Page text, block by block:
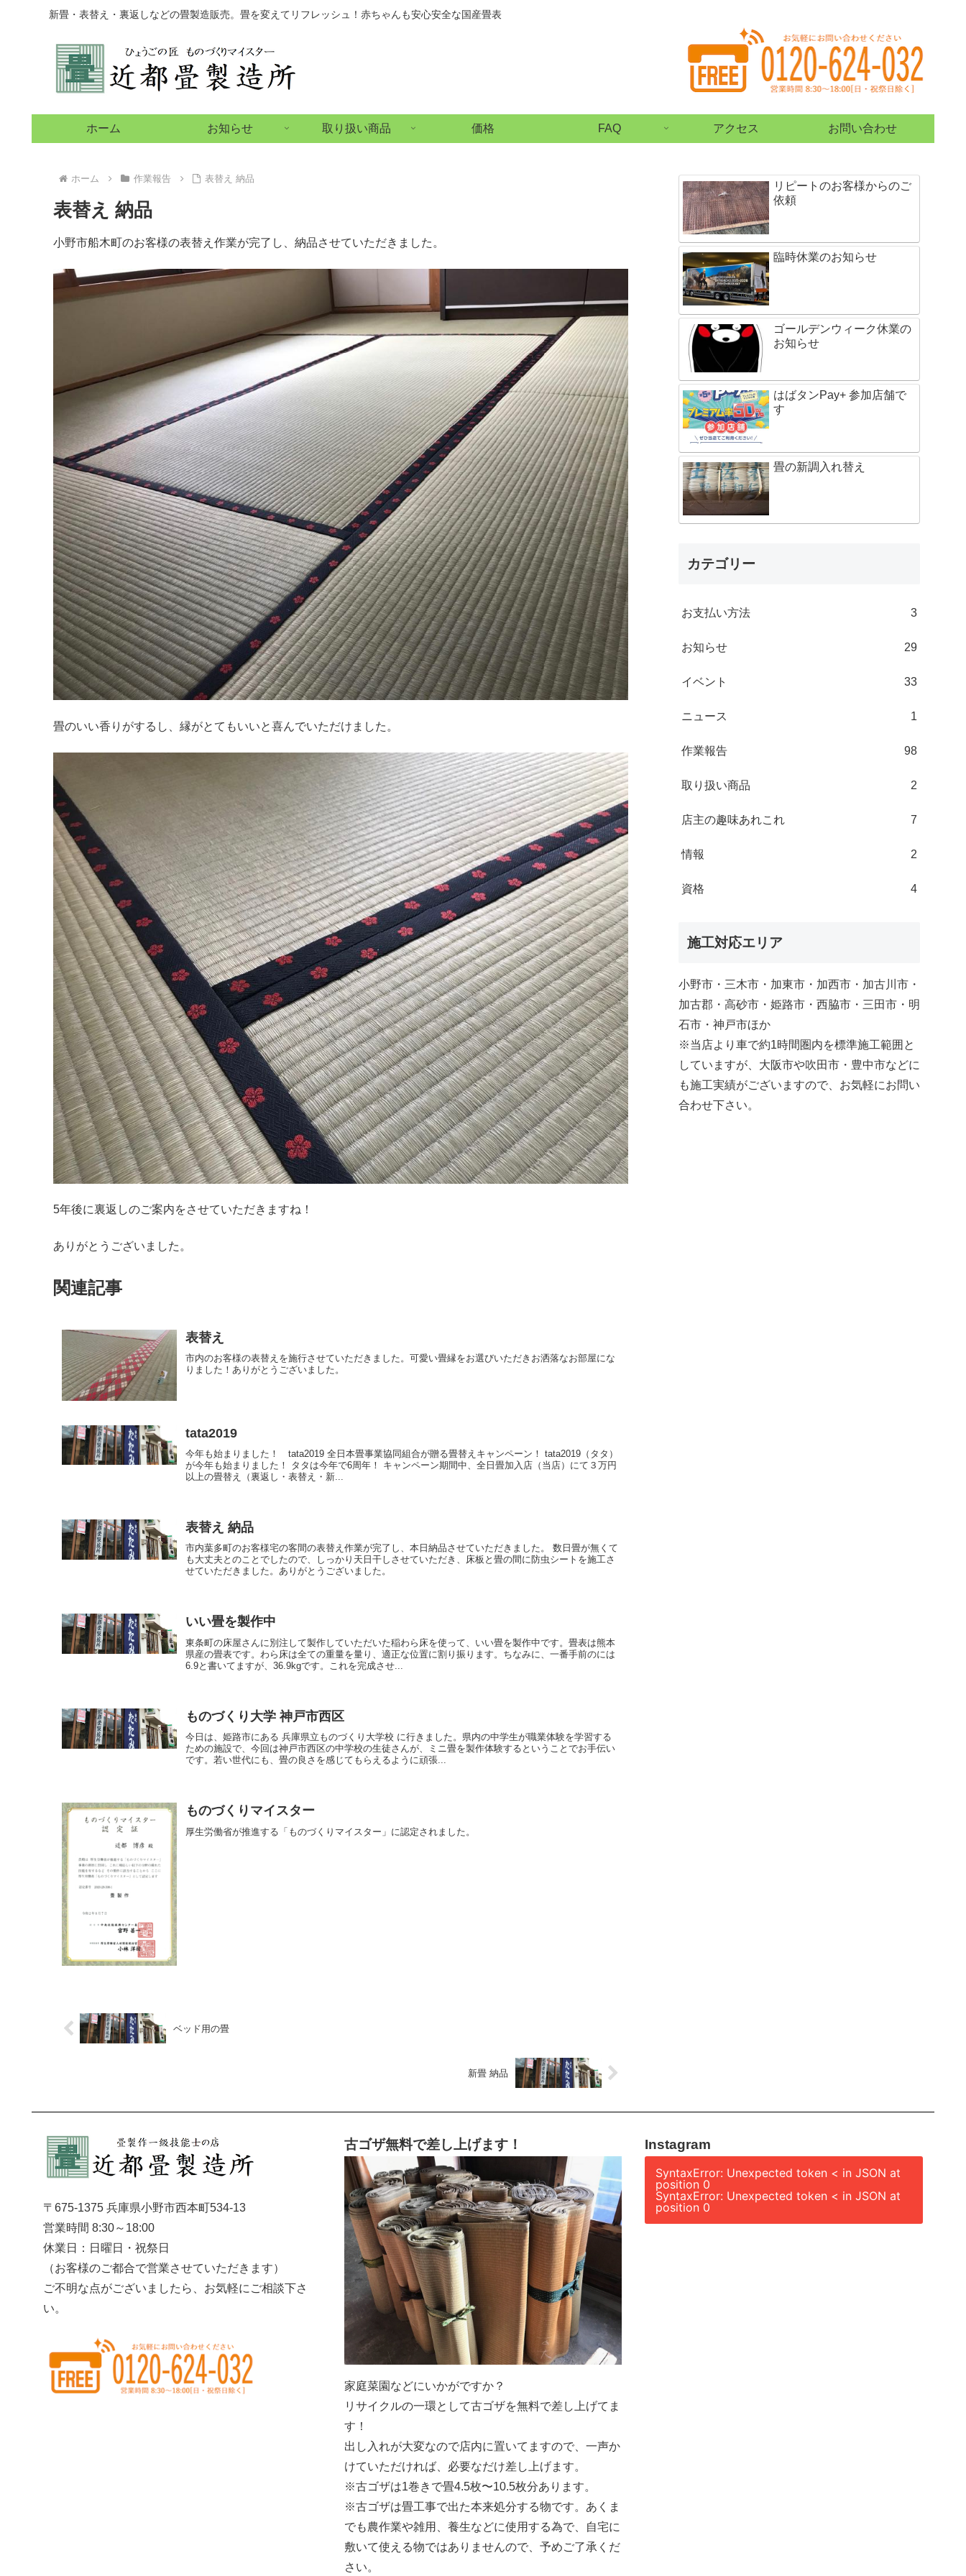
新畳・表替え・裏返しなどの畳製造販売。畳を変えてリフレッシュ！赤ちゃんも安心安全な国産畳表
ホーム お知らせ 取り扱い商品 価格 FAQ アクセス お問い合わせ
ホーム 作業報告 表替え 納品
表替え 納品
小野市船木町のお客様の表替え作業が完了し、納品させていただきました。
畳のいい香りがするし、縁がとてもいいと喜んでいただけました。
5年後に裏返しのご案内をさせていただきますね！
ありがとうございました。
関連記事
表替え
市内のお客様の表替えを施行させていただきました。可愛い畳縁をお選びいただきお洒落なお部屋にな
りました！ありがとうございました。
tata2019
今年も始まりました！ tata2019 全日本畳事業協同組合が贈る畳替えキャンペーン！ tata2019（タタ）
が今年も始まりました！ タタは今年で6周年！ キャンペーン期間中、全日畳加入店（当店）にて３万円
以上の畳替え（裏返し・表替え・新...
表替え 納品
市内葉多町のお客様宅の客間の表替え作業が完了し、本日納品させていただきました。 数日畳が無くて
も大丈夫とのことでしたので、しっかり天日干しさせていただき、床板と畳の間に防虫シートを施工さ
せていただきました。ありがとうございました。
いい畳を製作中
東条町の床屋さんに別注して製作していただいた稲わら床を使って、いい畳を製作中です。畳表は熊本
県産の畳表です。わら床は全ての重量を量り、適正な位置に割り振ります。ちなみに、一番手前のには
6.9と書いてますが、36.9kgです。これを完成させ...
ものづくり大学 神戸市西区
今日は、姫路市にある 兵庫県立ものづくり大学校 に行きました。県内の中学生が職業体験を学習する
ための施設で、今回は神戸市西区の中学校の生徒さんが、ミニ畳を製作体験するということでお手伝い
です。若い世代にも、畳の良さを感じてもらえるように頑張...
ものづくりマイスター
厚生労働省が推進する「ものづくりマイスター」に認定されました。
ベッド用の畳
新畳 納品
リピートのお客様からのご
依頼
臨時休業のお知らせ
ゴールデンウィーク休業の
お知らせ
はばタンPay+ 参加店舗で
す
畳の新調入れ替え
カテゴリー
お支払い方法 3
お知らせ 29
イベント 33
ニュース 1
作業報告 98
取り扱い商品 2
店主の趣味あれこれ 7
情報 2
資格 4
施工対応エリア
小野市・三木市・加東市・加西市・加古川市・
加古郡・高砂市・姫路市・西脇市・三田市・明
石市・神戸市ほか
※当店より車で約1時間圏内を標準施工範囲と
していますが、大阪市や吹田市・豊中市などに
も施工実績がございますので、お気軽にお問い
合わせ下さい。
〒675-1375 兵庫県小野市西本町534-13
営業時間 8:30～18:00
休業日：日曜日・祝祭日
（お客様のご都合で営業させていただきます）
ご不明な点がございましたら、お気軽にご相談下さ
い。
古ゴザ無料で差し上げます！
家庭菜園などにいかがですか？
リサイクルの一環として古ゴザを無料で差し上げてま
す！
出し入れが大変なので店内に置いてますので、一声か
けていただければ、必要なだけ差し上げます。
※古ゴザは1巻きで畳4.5枚〜10.5枚分あります。
※古ゴザは畳工事で出た本来処分する物です。あくま
でも農作業や雑用、養生などに使用する為で、自宅に
敷いて使える物ではありませんので、予めご了承くだ
さい。
Instagram
SyntaxError: Unexpected token < in JSON at
position 0
SyntaxError: Unexpected token < in JSON at
position 0